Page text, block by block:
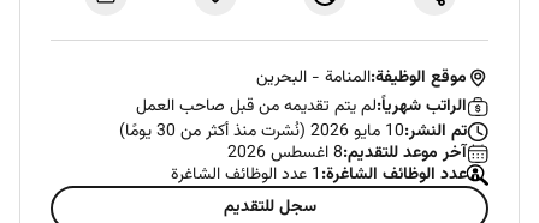
موقع الوظيفة:المنامة - البحرين
الراتب شهرياً:لم يتم تقديمه من قبل صاحب العمل
تم النشر:10 مايو 2026 (نُشرت منذ أكثر من 30 يومًا)
آخر موعد للتقديم:8 اغسطس 2026
عدد الوظائف الشاغرة:1 عدد الوظائف الشاغرة
سجل للتقديم